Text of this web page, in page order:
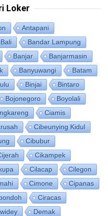
Loker
Antapani
Bali
Bandar Lampung
Banjar
Banjarmasin
Banyuwangi
Batam
Binjai
Bintaro
Bojonegoro
Boyolali
Ciamis
Cibeunying Kidul
Cibubur
Cikampek
Cilacap
Cilegon
Cimone
Cipanas
Ciracas
Demak